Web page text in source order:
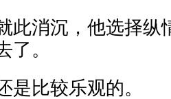
此消沉，他选择纵
了。
是比较乐观的。